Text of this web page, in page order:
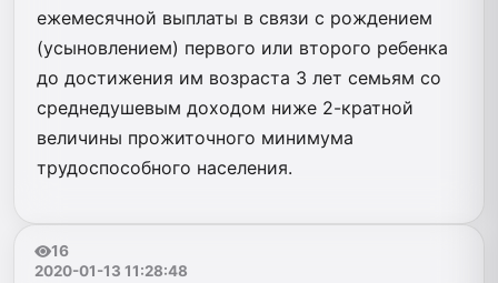
ежемесячной выплаты в связи с рождением
(усыновлением) первого или второго ребенка
до достижения им возраста 3 лет семьям со
среднедушевым доходом ниже 2-кратной
величины прожиточного минимума
трудоспособного населения.
16
2020-01-13 11:28:48